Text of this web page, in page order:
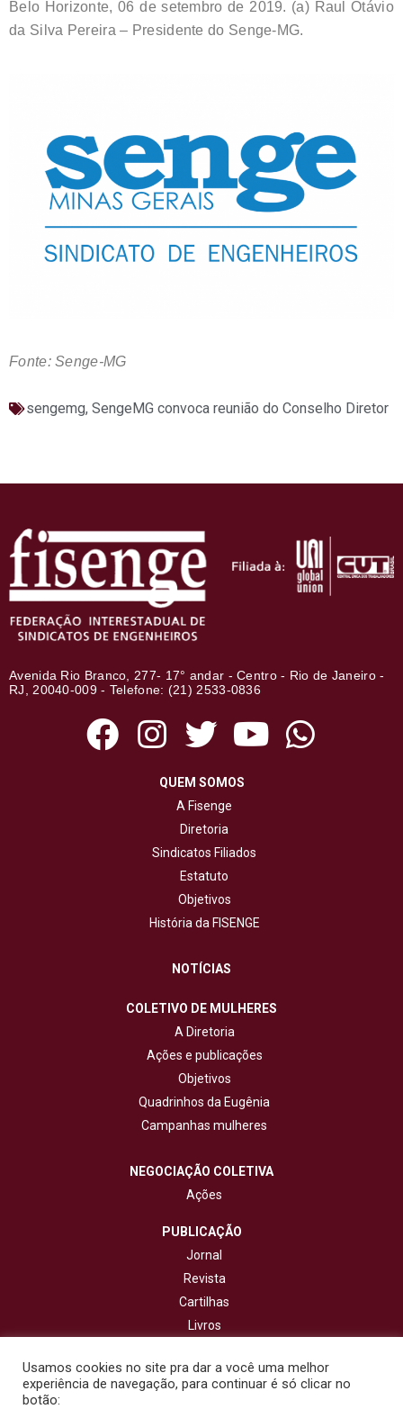
Belo Horizonte, 06 de setembro de 2019. (a) Raul Otávio
da Silva Pereira – Presidente do Senge-MG.
Fonte: Senge-MG
sengemg, SengeMG convoca reunião do Conselho Diretor
Avenida Rio Branco, 277- 17° andar - Centro - Rio de Janeiro -
RJ, 20040-009 - Telefone: (21) 2533-0836
QUEM SOMOS
A Fisenge
Diretoria
Sindicatos Filiados
Estatuto
Objetivos
História da FISENGE
NOTÍCIAS
COLETIVO DE MULHERES
A Diretoria
Ações e publicações
Objetivos
Quadrinhos da Eugênia
Campanhas mulheres
NEGOCIAÇÃO COLETIVA
Ações
PUBLICAÇÃO
Jornal
Revista
Cartilhas
Livros
CONTATO
Usamos cookies no site pra dar a você uma melhor
experiência de navegação, para continuar é só clicar no
botão: